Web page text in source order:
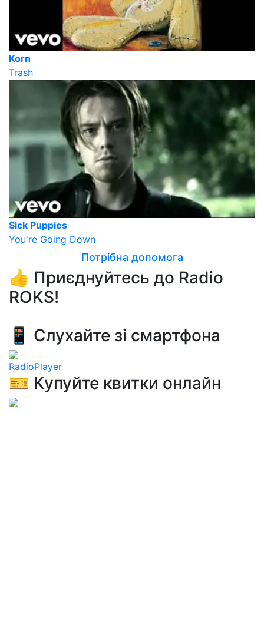
Korn
Trash
Sick Puppies
You're Going Down
Потрібна допомога
👍 Приєднуйтесь до Radio
ROKS!
📱 Слухайте зі смартфона
RadioPlayer
🎫 Купуйте квитки онлайн